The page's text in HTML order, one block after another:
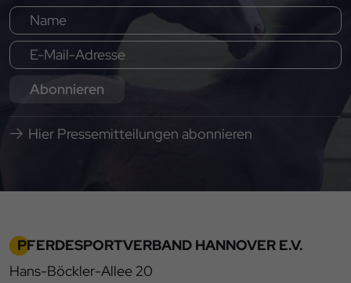
Abonnieren
Hier Pressemitteilungen abonnieren
PFERDESPORTVERBAND HANNOVER E.V.
Hans-Böckler-Allee 20